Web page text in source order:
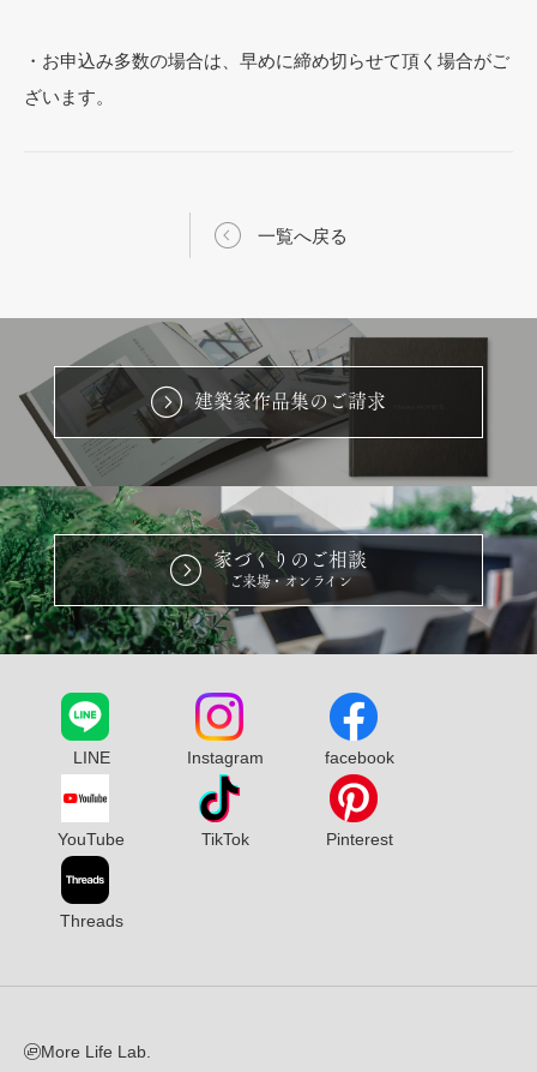
・お申込み多数の場合は、早めに締め切らせて頂く場合がご
ざいます。
一覧へ戻る
建築家作品集のご請求
家づくりのご相談
ご来場・オンライン
LINE Instagram facebook
YouTube TikTok Pinterest
Threads
More Life Lab.